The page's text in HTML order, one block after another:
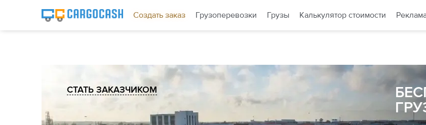
Создать заказ Грузоперевозки Грузы Калькулятор стоимости
СТАТЬ ЗАКАЗЧИКОМ